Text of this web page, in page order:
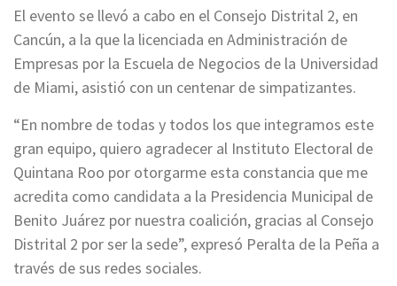
El evento se llevó a cabo en el Consejo Distrital 2, en
Cancún, a la que la licenciada en Administración de
Empresas por la Escuela de Negocios de la Universidad
de Miami, asistió con un centenar de simpatizantes.
“En nombre de todas y todos los que integramos este
gran equipo, quiero agradecer al Instituto Electoral de
Quintana Roo por otorgarme esta constancia que me
acredita como candidata a la Presidencia Municipal de
Benito Juárez por nuestra coalición, gracias al Consejo
Distrital 2 por ser la sede”, expresó Peralta de la Peña a
través de sus redes sociales.